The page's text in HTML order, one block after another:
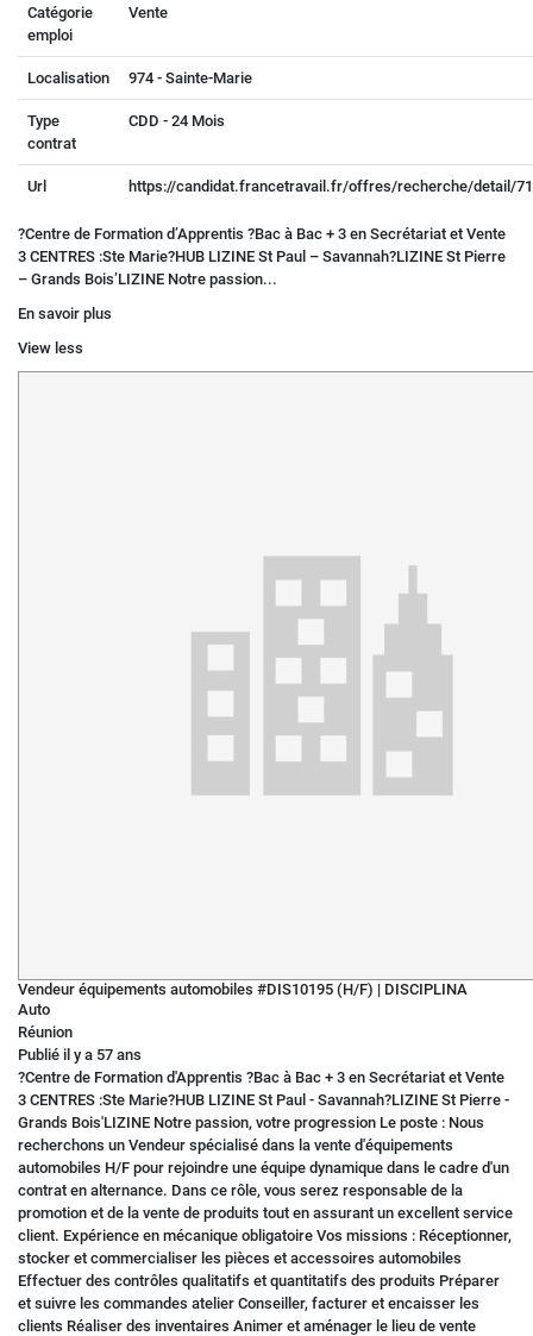
Catégorie
emploi
Vente
Localisation 974 - Sainte-Marie
Type
contrat
CDD - 24 Mois
Url https://candidat.francetravail.fr/offres/recherche/detail/
?Centre de Formation d’Apprentis ?Bac à Bac + 3 en Secrétariat et Vente
3 CENTRES :Ste Marie?HUB LIZINE St Paul – Savannah?LIZINE St Pierre
– Grands Bois’LIZINE Notre passion...
En savoir plus
View less
Vendeur équipements automobiles #DIS10195 (H/F) | DISCIPLINA
Auto
Réunion
Publié il y a 57 ans
?Centre de Formation d'Apprentis ?Bac à Bac + 3 en Secrétariat et Vente
3 CENTRES :Ste Marie?HUB LIZINE St Paul - Savannah?LIZINE St Pierre -
Grands Bois'LIZINE Notre passion, votre progression Le poste : Nous
recherchons un Vendeur spécialisé dans la vente d'équipements
automobiles H/F pour rejoindre une équipe dynamique dans le cadre d'un
contrat en alternance. Dans ce rôle, vous serez responsable de la
promotion et de la vente de produits tout en assurant un excellent service
client. Expérience en mécanique obligatoire Vos missions : Réceptionner,
stocker et commercialiser les pièces et accessoires automobiles
Effectuer des contrôles qualitatifs et quantitatifs des produits Préparer
et suivre les commandes atelier Conseiller, facturer et encaisser les
clients Réaliser des inventaires Animer et aménager le lieu de vente